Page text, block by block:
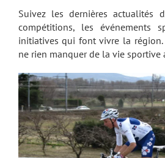
Suivez les dernières actualités
compétitions, les événements
initiatives qui font vivre la région.
ne rien manquer de la vie sportive